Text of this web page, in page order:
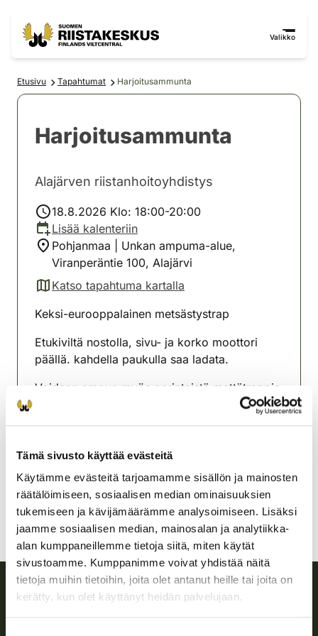
Tämä sivusto käyttää evästeitä
Käytämme evästeitä tarjoamamme sisällön ja mainosten
räätälöimiseen, sosiaalisen median ominaisuuksien
tukemiseen ja kävijämäärämme analysoimiseen. Lisäksi
jaamme sosiaalisen median, mainosalan ja analytiikka-
alan kumppaneillemme tietoja siitä, miten käytät
sivustoamme. Kumppanimme voivat yhdistää näitä
tietoja muihin tietoihin, joita olet antanut heille tai joita on
kerätty, kun olet käyttänyt heidän palvelujaan.
Valikko
Etusivu Tapahtumat Harjoitusammunta
Harjoitusammunta
Alajärven riistanhoitoyhdistys
18.8.2026 Klo: 18:00-20:00
Lisää kalenteriin
Pohjanmaa | Unkan ampuma-alue,
Viranperäntie 100, Alajärvi
Katso tapahtuma kartalla
(avautuu uuteen välilehteen)
Keksi-eurooppalainen metsästystrap
Etukiviltä nostolla, sivu- ja korko moottori
päällä. kahdella paukulla saa ladata.
Voidaan ampua myös perinteistä mettätrappia
Pohjanmaa
alajarvi@rhy.riista.fi